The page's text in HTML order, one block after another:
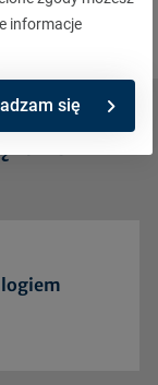
logiem
informacje
się